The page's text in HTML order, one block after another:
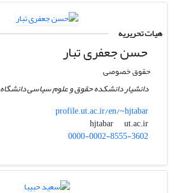
هیات تحریریه
حسن جعفری تبار
حقوق خصوصی
دانشیار دانشکده حقوق و علوم سیاسی
profile.ut.ac.ir/en/~hjtabar
hjtabar
ut.ac.ir
0000-0002-8555-3602